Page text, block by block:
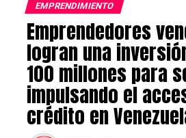
como si estuvieran disfrutando de
mar, además de acuerdo con la
promete sacar de la rutina a las
corazón de Medellín.
Carolina
Un restaurante inspirado en las
EMPRENDIMIENTO
Emprendedores
logran una
100 millones para
impulsando el
crédito en